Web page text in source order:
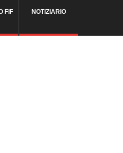
FIF NOTIZIARIO